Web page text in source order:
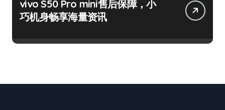
vivo S50 Pro mini售后保障，小
巧机身畅享海量资讯